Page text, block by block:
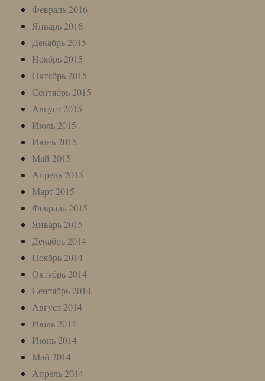
Февраль 2016
Январь 2016
Декабрь 2015
Ноябрь 2015
Октябрь 2015
Сентябрь 2015
Август 2015
Июль 2015
Июнь 2015
Май 2015
Апрель 2015
Март 2015
Февраль 2015
Январь 2015
Декабрь 2014
Ноябрь 2014
Октябрь 2014
Сентябрь 2014
Август 2014
Июль 2014
Июнь 2014
Май 2014
Апрель 2014